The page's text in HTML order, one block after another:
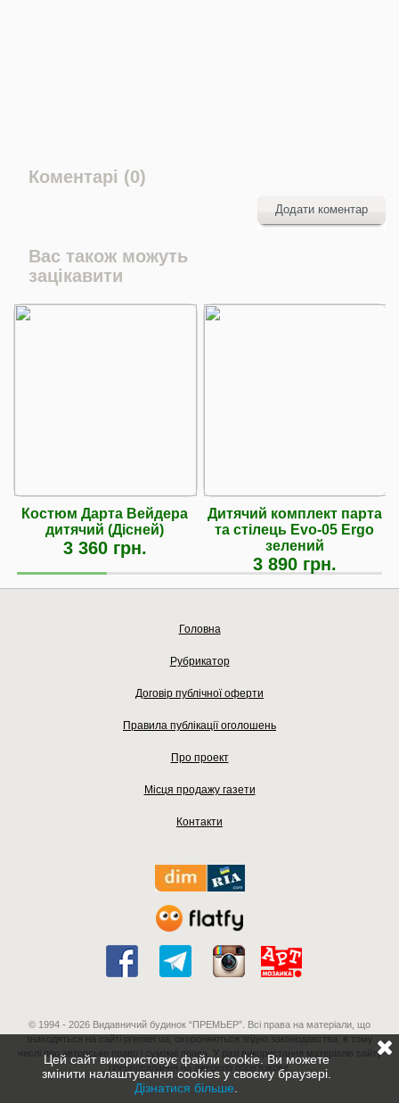
Коментарі (0)
Додати коментар
Вас також можуть
зацікавити
Костюм Дарта Вейдера
дитячий (Дісней)
3 360 грн.
Дитячий комплект парта
та стілець Evo-05 Ergo
зелений
3 890 грн.
Головна
Рубрикатор
Договір публічної оферти
Правила публікації оголошень
Про проект
Місця продажу газети
Контакти
© 1994 - 2026 Видавничий будинок “ПРЕМЬЕР”. Всі права на матеріали, що
знаходяться на сайті premier.ua, охороняються згідно законодавства, в тому
числі про авторське право і суміжні права. У разі використання матеріалів сайту
гіперпосилання на джерело обов'язкове.
Цей сайт використовує файли cookie. Ви можете
змінити налаштування cookies у своєму браузері.
Дізнатися більше